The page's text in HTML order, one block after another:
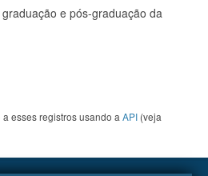
e pós-graduação da
esses registros usando a API (veja